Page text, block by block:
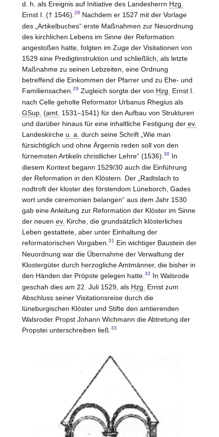
d. h. als Ereignis auf Initiative des Landesherrn Hzg.
Ernst I. († 1546). 28 Nachdem er 1527 mit der Vorlage
des „Artikelbuches“ erste Maßnahmen zur Neuordnung
des kirchlichen Lebens im Sinne der Reformation
angestoßen hatte, folgten im Zuge der Visitationen von
1529 eine Predigtinstruktion und schließlich, als letzte
Maßnahme zu seinen Lebzeiten, eine Ordnung
betreffend die Einkommen der Pfarrer und zu Ehe- und
Familiensachen. 29 Zugleich sorgte der von Hzg.
Ernst I.
nach Celle geholte Reformator Urbanus Rhegius als
GSup. (amt. 1531–1541) für den Aufbau von Strukturen
und darüber hinaus für eine inhaltliche Festigung der ev.
Landeskirche u. a. durch seine Schrift „Wie man
fürsichtiglich und ohne Ärgernis reden soll von den
fürnemsten Artikeln christlicher Lehre“ (1536). 30In
diesem Kontext begann 1529/30 auch die Einführung
der Reformation in den Klöstern. Der „Radtslach to
nodtroft der kloster des förstendom Lüneborch, Gades
wort unde ceremonien belangen“ aus dem Jahr 1530
gab eine Anleitung zur Reformation der Klöster im Sinne
der neuen ev. Kirche, die grundsätzlich klösterliches
Leben gestattete, aber unter Einhaltung der
reformatorischen Vorgaben. 31
Ein wichtiger Baustein der
Neuordnung war die Übernahme der Verwaltung der
Klostergüter durch herzogliche Amtmänner, die bisher in
den Händen der Pröpste gelegen hatte. 32 In Walsrode
geschah dies am 22. Juli 1529, als Hzg.
Ernst zum
Abschluss seiner Visitationsreise durch die
lüneburgischen Klöster und Stifte den amtierenden
Walsroder Propst Johann Wichmann die Abtretung der
Propstei unterschreiben ließ. 33